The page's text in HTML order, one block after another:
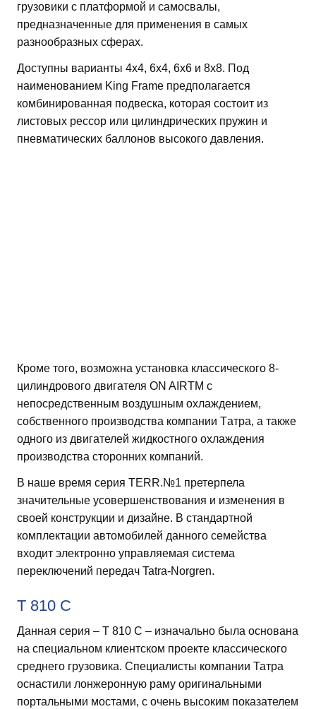
грузовики с платформой и самосвалы,
предназначенные для применения в самых
разнообразных сферах.
Доступны варианты 4х4, 6х4, 6х6 и 8х8. Под
наименованием King Frame предполагается
комбинированная подвеска, которая состоит из
листовых рессор или цилиндрических пружин и
пневматических баллонов высокого давления.
Кроме того, возможна установка классического 8-
цилиндрового двигателя ON AIRTM с
непосредственным воздушным охлаждением,
собственного производства компании Tатра, а также
одного из двигателей жидкостного охлаждения
производства сторонних компаний.
В наше время серия TERR.№1 претерпела
значительные усовершенствования и изменения в
своей конструкции и дизайне. В стандартной
комплектации автомобилей данного семейства
входит электронно управляемая система
переключений передач Tatra-Norgren.
T 810 C
Данная серия – Т 810 С – изначально была основана
на специальном клиентском проекте классического
среднего грузовика. Специалисты компании Татра
оснастили лонжеронную раму оригинальными
портальными мостами, с очень высоким показателем